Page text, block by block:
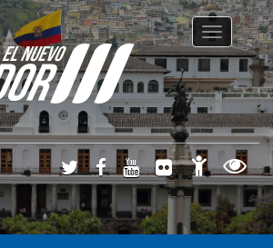
Toggle